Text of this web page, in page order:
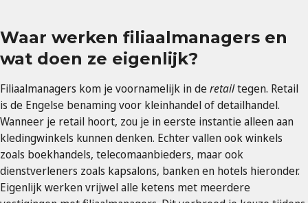
Waar werken filiaalmanagers en
wat doen ze eigenlijk?
Filiaalmanagers kom je voornamelijk in deretailtegen. Retail
is de Engelse benaming voor kleinhandel of detailhandel.
Wanneer je retail hoort, zou je in eerste instantie alleen aan
kledingwinkels kunnen denken. Echter vallen ook winkels
zoals boekhandels, telecomaanbieders, maar ook
dienstverleners zoals kapsalons, banken en hotels hieronder.
Eigenlijk werken vrijwel alle ketens met meerdere